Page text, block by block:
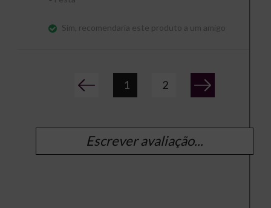
Sim, recomendaria este produto a um amigo
1 2
Escrever avaliação...